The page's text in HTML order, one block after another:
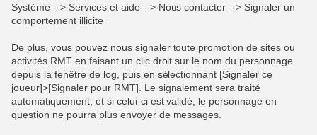
Système --> Services et aide --> Nous contacter --> Signaler un
comportement illicite
De plus, vous pouvez nous signaler toute promotion de sites ou
activités RMT en faisant un clic droit sur le nom du personnage
depuis la fenêtre de log, puis en sélectionnant [Signaler ce
joueur]>[Signaler pour RMT]. Le signalement sera traité
automatiquement, et si celui-ci est validé, le personnage en
question ne pourra plus envoyer de messages.